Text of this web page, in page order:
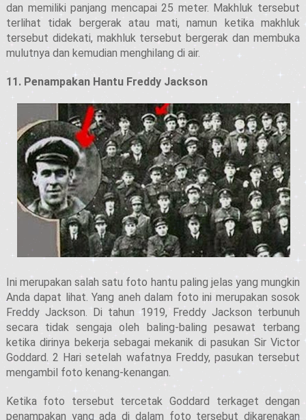
dan memiliki panjang mencapai 25 meter. Makhluk tersebut
terlihat tidak bergerak atau mati, namun ketika makhluk
tersebut didekati, makhluk tersebut bergerak dan membuka
mulutnya dan kemudian menghilang di air.
11. Penampakan Hantu Freddy Jackson
Ini merupakan salah satu foto hantu paling jelas yang mungkin
Anda dapat lihat. Yang aneh dalam foto ini merupakan sosok
Freddy Jackson. Di tahun 1919, Freddy Jackson terbunuh
secara tidak sengaja oleh baling-baling pesawat terbang
ketika dirinya bekerja sebagai mekanik di pasukan Sir Victor
Goddard. 2 Hari setelah wafatnya Freddy, pasukan tersebut
mengambil foto kenang-kenangan.
Ketika foto tersebut tercetak Goddard terkaget dengan
penampakan yang ada di dalam foto tersebut dikarenakan